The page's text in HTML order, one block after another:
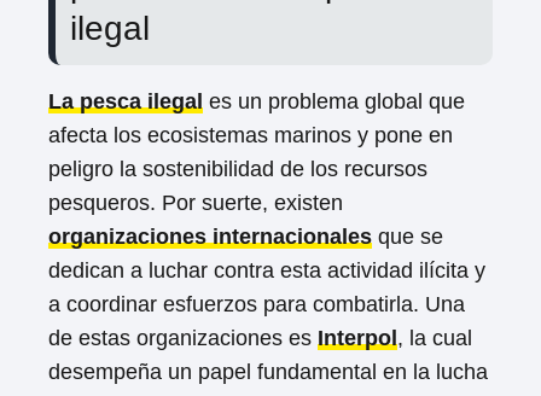
ilegal
La pesca ilegal es un problema global que
afecta los ecosistemas marinos y pone en
peligro la sostenibilidad de los recursos
pesqueros. Por suerte, existen
organizaciones internacionales que se
dedican a luchar contra esta actividad ilícita y
a coordinar esfuerzos para combatirla. Una
de estas organizaciones es Interpol, la cual
desempeña un papel fundamental en la lucha